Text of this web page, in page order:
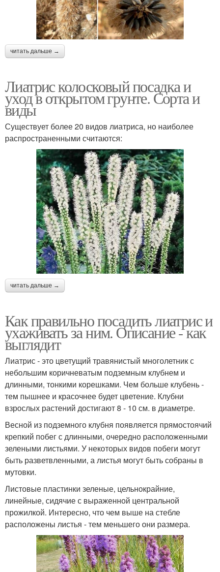
читать дальше →
Лиатрис колосковый посадка и
уход в открытом грунте. Сорта и
виды
Существует более 20 видов лиатриса, но наиболее
распространенными считаются:
читать дальше →
Как правильно посадить лиатрис и
ухаживать за ним. Описание - как
выглядит
Лиатрис - это цветущий травянистый многолетник с
небольшим коричневатым подземным клубнем и
длинными, тонкими корешками. Чем больше клубень -
тем пышнее и красочнее будет цветение. Клубни
взрослых растений достигают 8 - 10 см. в диаметре.
Весной из подземного клубня появляется прямостоячий
крепкий побег с длинными, очередно расположенными
зелеными листьями. У некоторых видов побеги могут
быть разветвленными, а листья могут быть собраны в
мутовки.
Листовые пластинки зеленые, цельнокрайние,
линейные, сидячие с выраженной центральной
прожилкой. Интересно, что чем выше на стебле
расположены листья - тем меньшего они размера.